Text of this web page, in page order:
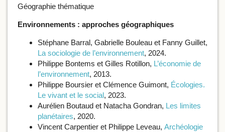
Géographie thématique
Environnements : approches géographiques
Stéphane Barral, Gabrielle Bouleau et Fanny Guillet,
La sociologie de l’environnement, 2024.
Philippe Bontems et Gilles Rotillon, L’économie de
l’environnement, 2013.
Philippe Boursier et Clémence Guimont, Écologies.
Le vivant et le social, 2023.
Aurélien Boutaud et Natacha Gondran, Les limites
planétaires, 2020.
Vincent Carpentier et Philippe Leveau, Archéologie